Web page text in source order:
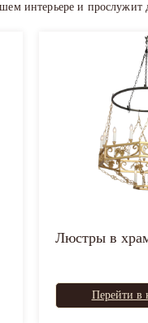
интерьере и прослужит
Люстры в
Перейти в